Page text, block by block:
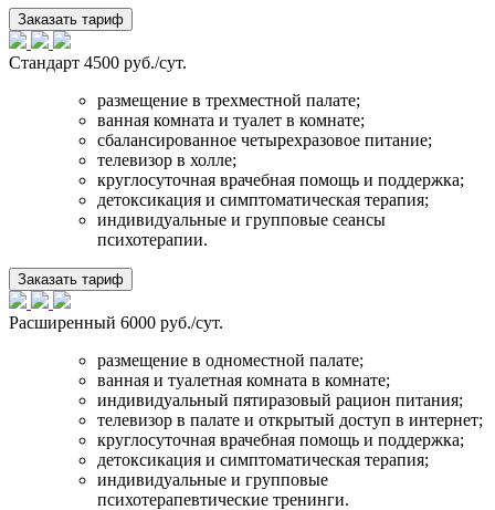
Заказать тариф
Стандарт 4500 руб./сут.
размещение в трехместной палате;
ванная комната и туалет в комнате;
сбалансированное четырехразовое питание;
телевизор в холле;
круглосуточная врачебная помощь и поддержка;
детоксикация и симптоматическая терапия;
индивидуальные и групповые сеансы
психотерапии.
Заказать тариф
Расширенный 6000 руб./сут.
размещение в одноместной палате;
ванная и туалетная комната в комнате;
индивидуальный пятиразовый рацион питания;
телевизор в палате и открытый доступ в интернет;
круглосуточная врачебная помощь и поддержка;
детоксикация и симптоматическая терапия;
индивидуальные и групповые
психотерапевтические тренинги.